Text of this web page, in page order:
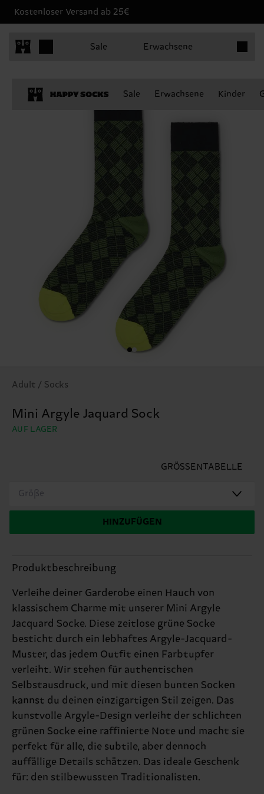
Kostenloser Versand ab 25€
Sale Erwachsene
Sale Erwachsene Kinder
Adult / Socks
Mini Argyle Jaquard Sock
AUF LAGER
GRÖSSENTABELLE
Größe
HINZUFÜGEN
Produktbeschreibung
Verleihe deiner Garderobe einen Hauch von
klassischem Charme mit unserer Mini Argyle
Jacquard Socke. Diese zeitlose grüne Socke
besticht durch ein lebhaftes Argyle-Jacquard-
Muster, das jedem Outfit einen Farbtupfer
verleiht. Wir stehen für authentischen
Selbstausdruck, und mit diesen bunten Socken
kannst du deinen einzigartigen Stil zeigen. Das
kunstvolle Argyle-Design verleiht der schlichten
grünen Socke eine raffinierte Note und macht sie
perfekt für alle, die subtile, aber dennoch
auffällige Details schätzen. Das ideale Geschenk
für: den stilbewussten Traditionalisten.